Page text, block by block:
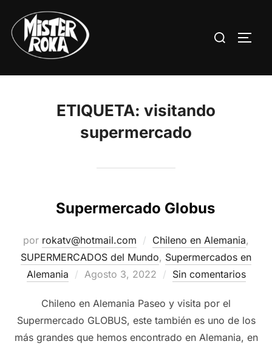
contenido
Buscar:
ETIQUETA: visitando
supermercado
Supermercado Globus
por rokatv@hotmail.com Chileno en Alemania,
SUPERMERCADOS del Mundo, Supermercados en
Alemania
Publicado
Agosto 3, 2022 Sin comentarios
Chileno en Alemania Paseo y visita por el
Supermercado GLOBUS, este también es uno de los
más grandes que hemos encontrado en Alemania, en